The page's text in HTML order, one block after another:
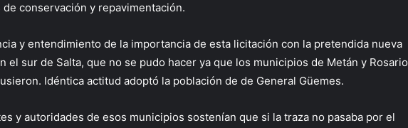
de conservación y repavimentación.
y entendimiento de la importancia de esta licitación con la pretendida nueva
el sur de Salta, que no se pudo hacer ya que los municipios de Metán y Rosario
Idéntica actitud adoptó la población de de General Güemes.
y autoridades de esos municipios sostenían que si la traza no pasaba por el